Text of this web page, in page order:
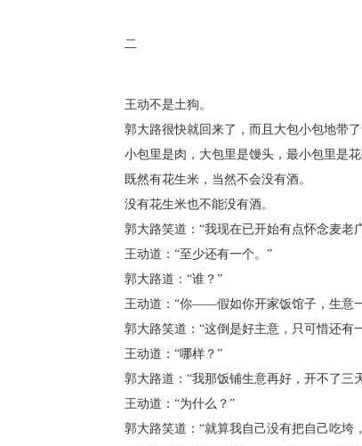
二
王动不是土狗。
郭大路很快就回来了，而且大包小包地带了
小包里是肉，大包里是馒头，最小包里是花
既然有花生米，当然不会没有酒。
没有花生米也不能没有酒。
郭大路笑道：“我现在已开始有点怀念麦老
王动道：“至少还有一个。”
郭大路道：“谁？”
王动道：“你——假如你开家饭馆子，生意
郭大路笑道：“这倒是好主意，只可惜还有
王动道：“哪样？”
郭大路道：“我那饭铺生意再好，开不了三
王动道：“为什么？”
郭大路笑道：“就算我自己没有把自己吃垮